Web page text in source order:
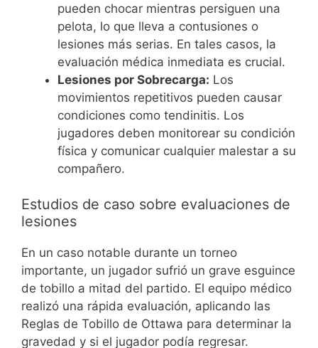
pueden chocar mientras persiguen una
pelota, lo que lleva a contusiones o
lesiones más serias. En tales casos, la
evaluación médica inmediata es crucial.
Lesiones por Sobrecarga: Los
movimientos repetitivos pueden causar
condiciones como tendinitis. Los
jugadores deben monitorear su condición
física y comunicar cualquier malestar a su
compañero.
Estudios de caso sobre evaluaciones de
lesiones
En un caso notable durante un torneo
importante, un jugador sufrió un grave esguince
de tobillo a mitad del partido. El equipo médico
realizó una rápida evaluación, aplicando las
Reglas de Tobillo de Ottawa para determinar la
gravedad y si el jugador podía regresar.